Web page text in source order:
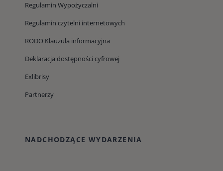
Regulamin Wypożyczalni
Regulamin czytelni internetowych
RODO Klauzula informacyjna
Deklaracja dostępności cyfrowej
Exlibrisy
Partnerzy
NADCHODZĄCE WYDARZENIA